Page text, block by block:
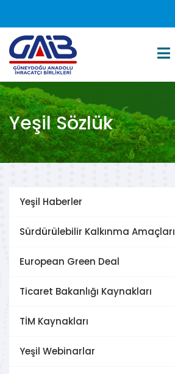
Yeşil Sözlük
Yeşil Haberler
Sürdürülebilir Kalkınma Amaçları
European Green Deal
Ticaret Bakanlığı Kaynakları
TİM Kaynakları
Yeşil Webinarlar